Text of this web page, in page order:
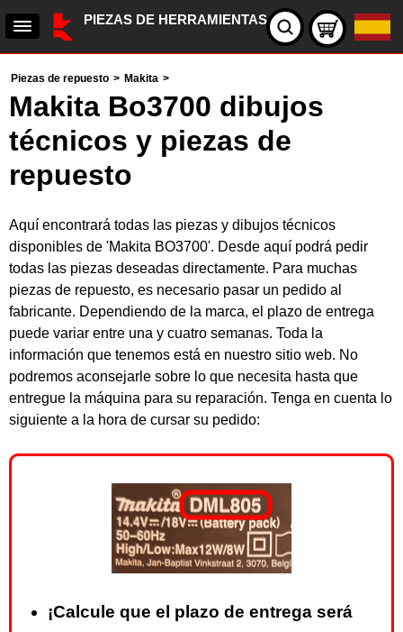
PIEZAS DE HERRAMIENTAS
Piezas de repuesto > Makita >
Makita Bo3700 dibujos
técnicos y piezas de
repuesto
Aquí encontrará todas las piezas y dibujos técnicos
disponibles de 'Makita BO3700'. Desde aquí podrá pedir
todas las piezas deseadas directamente. Para muchas
piezas de repuesto, es necesario pasar un pedido al
fabricante. Dependiendo de la marca, el plazo de entrega
puede variar entre una y cuatro semanas. Toda la
información que tenemos está en nuestro sitio web. No
podremos aconsejarle sobre lo que necesita hasta que
entregue la máquina para su reparación. Tenga en cuenta lo
siguiente a la hora de cursar su pedido:
¡Calcule que el plazo de entrega será